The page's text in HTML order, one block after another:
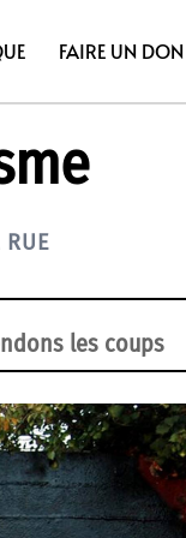
FAIRE UN DON
les coups